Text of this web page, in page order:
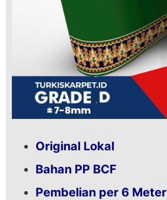
Original Lokal
Bahan PP BCF
Pembelian per 6 Meter